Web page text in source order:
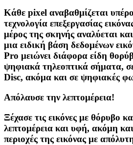
Κάθε pixel αναβαθμίζεται
τεχνολογία επεξεργασίας
μέρος της σκηνής αναλύεται και
μια ειδική βάση δεδομένων
Pro μειώνει διάφορα είδη
ψηφιακά τηλεοπτικά σήματα,
Disc, ακόμα και σε ψηφιακές
Απόλαυσε την λεπτομέρεια!
Ξέχασε τις εικόνες με θόρυβο
λεπτομέρεια και υφή, ακόμη και
περιοχές της εικόνας με